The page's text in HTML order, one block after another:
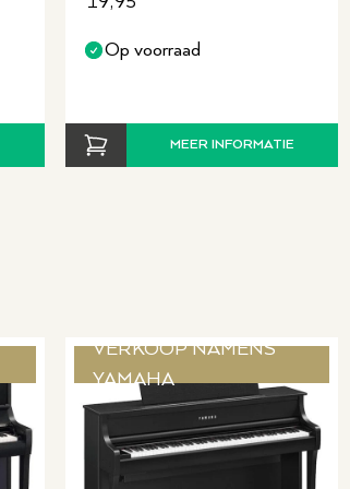
Op voorraad
MEER INFORMATIE
VERKOOP NAMENS
YAMAHA